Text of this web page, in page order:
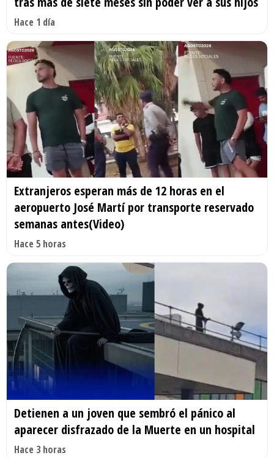
Hace 1 día
Extranjeros esperan más de 12 horas en el
aeropuerto José Martí por transporte reservado
semanas antes(Video)
Hace 5 horas
Detienen a un joven que sembró el pánico al
aparecer disfrazado de la Muerte en un hospital
Hace 3 horas